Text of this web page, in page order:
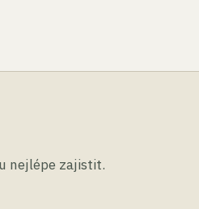
nejlépe zajistit.